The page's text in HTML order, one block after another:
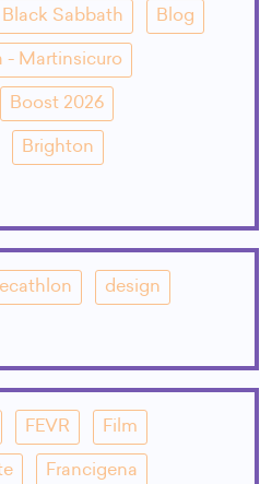
Black Sabbath Blog
- Martinsicuro
Boost 2026
Brighton
design
FEVR Film
Francigena